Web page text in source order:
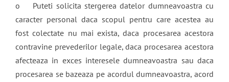
o Puteti solicita stergerea datelor dumneavoastra cu
caracter personal daca scopul pentru care acestea au
fost colectate nu mai exista, daca procesarea acestora
contravine prevederilor legale, daca procesarea acestora
afecteaza in exces interesele dumneavoastra sau daca
procesarea se bazeaza pe acordul dumneavoastra, acord